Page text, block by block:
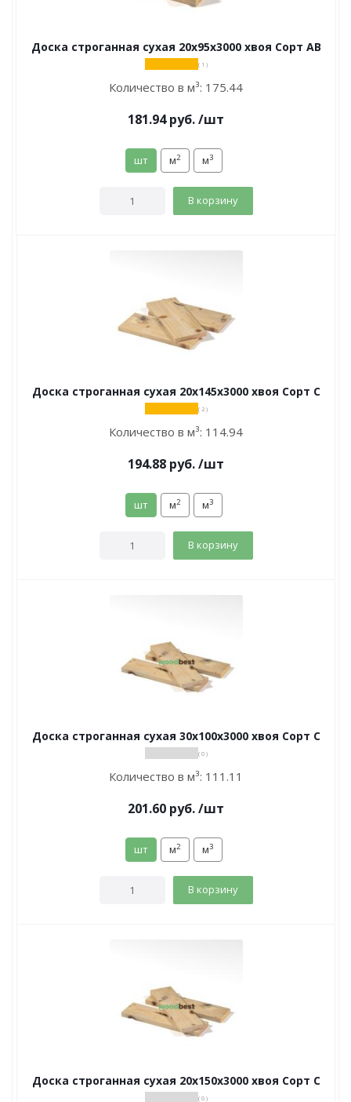
Доска строганная сухая 20х95х3000 хвоя Сорт АВ
( 1 )
Количество в м³: 175.44
181.94руб./шт
шт м2 м3
В корзину
Доска строганная сухая 20х145х3000 хвоя Сорт С
( 2 )
Количество в м³: 114.94
194.88 руб./шт
шт м2 м3
В корзину
Доска строганная сухая 30х100х3000 хвоя Сорт С
( 0 )
Количество в м³: 111.11
201.60 руб./шт
шт м2 м3
В корзину
Доска строганная сухая 20х150х3000 хвоя Сорт С
( 0 )